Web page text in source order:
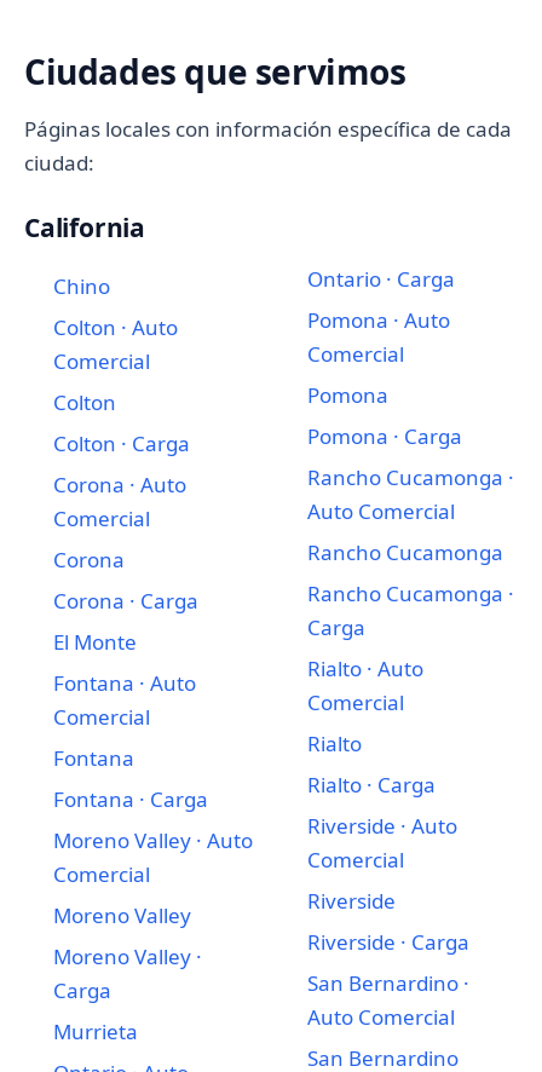
Ciudades que servimos
Páginas locales con información específica de cada
ciudad:
California
Chino
Colton · Auto
Comercial
Colton
Colton · Carga
Corona · Auto
Comercial
Corona
Corona · Carga
El Monte
Fontana · Auto
Comercial
Fontana
Fontana · Carga
Moreno Valley · Auto
Comercial
Moreno Valley
Moreno Valley ·
Carga
Murrieta
Ontario · Carga
Pomona · Auto
Comercial
Pomona
Pomona · Carga
Rancho Cucamonga ·
Auto Comercial
Rancho Cucamonga
Rancho Cucamonga ·
Carga
Rialto · Auto
Comercial
Rialto
Rialto · Carga
Riverside · Auto
Comercial
Riverside
Riverside · Carga
San Bernardino ·
Auto Comercial
San Bernardino